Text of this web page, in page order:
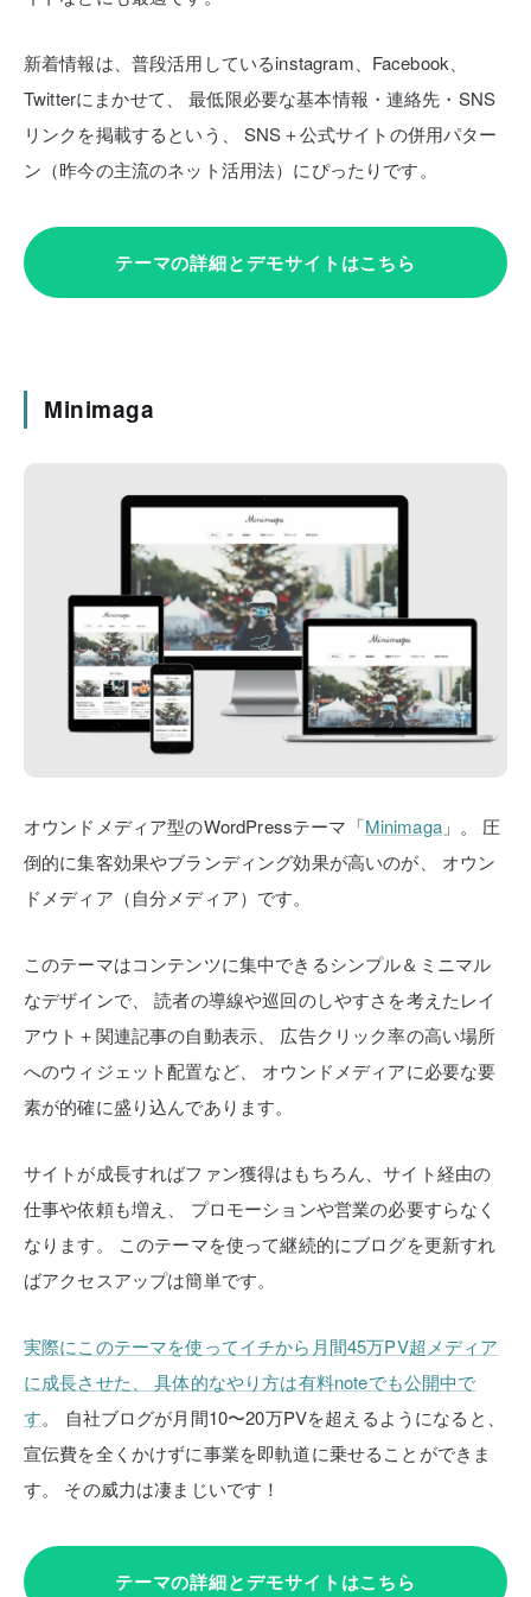
新着情報は、普段活用しているinstagram、Facebook、
Twitterにまかせて、
最低限必要な基本情報・連絡先・SNS
リンクを掲載するという、
SNS＋公式サイトの併用パター
ン（昨今の主流のネット活用法）にぴったりです。
テーマの詳細とデモサイトはこちら
Minimaga
オウンドメディア型のWordPressテーマ「Minimaga」。
圧
倒的に集客効果やブランディング効果が高いのが、
オウン
ドメディア（自分メディア）です。
このテーマはコンテンツに集中できるシンプル＆ミニマル
なデザインで、
読者の導線や巡回のしやすさを考えたレイ
アウト＋関連記事の自動表示、
広告クリック率の高い場所
へのウィジェット配置など、
オウンドメディアに必要な要
素が的確に盛り込んであります。
サイトが成長すればファン獲得はもちろん、サイト経由の
仕事や依頼も増え、
プロモーションや営業の必要すらなく
なります。
このテーマを使って継続的にブログを更新すれ
ばアクセスアップは簡単です。
実際にこのテーマを使ってイチから月間45万PV超メディア
に成長させた、
具体的なやり方は有料noteでも公開中で
す。
自社ブログが月間10〜20万PVを超えるようになると、
宣伝費を全くかけずに事業を即軌道に乗せることができま
す。
その威力は凄まじいです！
テーマの詳細とデモサイトはこちら